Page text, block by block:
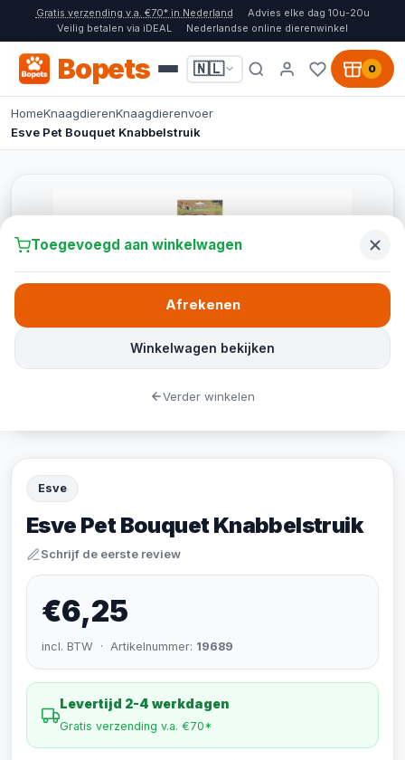
Gratis verzending v.a. €70* in Nederland
Advies elke dag 10u-20u
Veilig betalen via iDEAL
Nederlandse online dierenwinkel
Bopets 🇳🇱 0
HomeKnaagdierenKnaagdierenvoer
Esve Pet Bouquet Knabbelstruik
Esve
Esve Pet Bouquet Knabbelstruik
Schrijf de eerste review
€6,25
incl. BTW · Artikelnummer: 19689
Levertijd 2-4 werkdagen
Gratis verzending v.a. €70*
Toegevoegd aan winkelwagen
Winkelwagen bekijken
Afrekenen
Verder winkelen